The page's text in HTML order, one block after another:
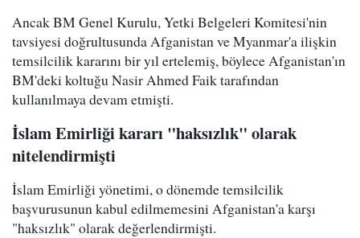
Ancak BM Genel Kurulu, Yetki Belgeleri Komitesi'nin
tavsiyesi doğrultusunda Afganistan ve Myanmar'a ilişkin
temsilcilik kararını bir yıl ertelemiş, böylece Afganistan'ın
BM'deki koltuğu Nasir Ahmed Faik tarafından
kullanılmaya devam etmişti.
İslam Emirliği kararı "haksızlık" olarak
nitelendirmişti
İslam Emirliği yönetimi, o dönemde temsilcilik
başvurusunun kabul edilmemesini Afganistan'a karşı
"haksızlık" olarak değerlendirmişti.